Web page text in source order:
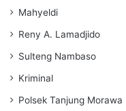
Mahyeldi
Reny A. Lamadjido
Sulteng Nambaso
Kriminal
Polsek Tanjung Morawa